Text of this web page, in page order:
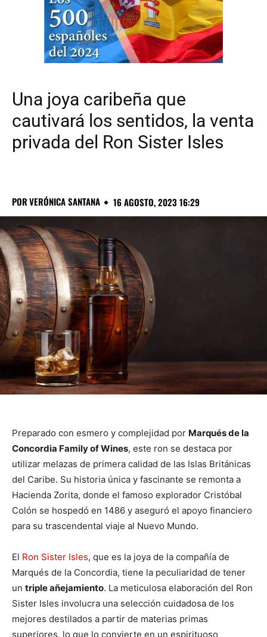
Una joya caribeña que
cautivará los sentidos, la venta
privada del Ron Sister Isles
PORVERÓNICA SANTANA 16 AGOSTO, 2023 16:29
Preparado con esmero y complejidad por Marqués de la
Concordia Family of Wines, este ron se destaca por
utilizar melazas de primera calidad de las Islas Británicas
del Caribe. Su historia única y fascinante se remonta a
Hacienda Zorita, donde el famoso explorador Cristóbal
Colón se hospedó en 1486 y aseguró el apoyo financiero
para su trascendental viaje al Nuevo Mundo.
El Ron Sister Isles, que es la joya de la compañía de
Marqués de la Concordia, tiene la peculiaridad de tener
un triple añejamiento. La meticulosa elaboración del Ron
Sister Isles involucra una selección cuidadosa de los
mejores destilados a partir de materias primas
superiores, lo que lo convierte en un espirituoso